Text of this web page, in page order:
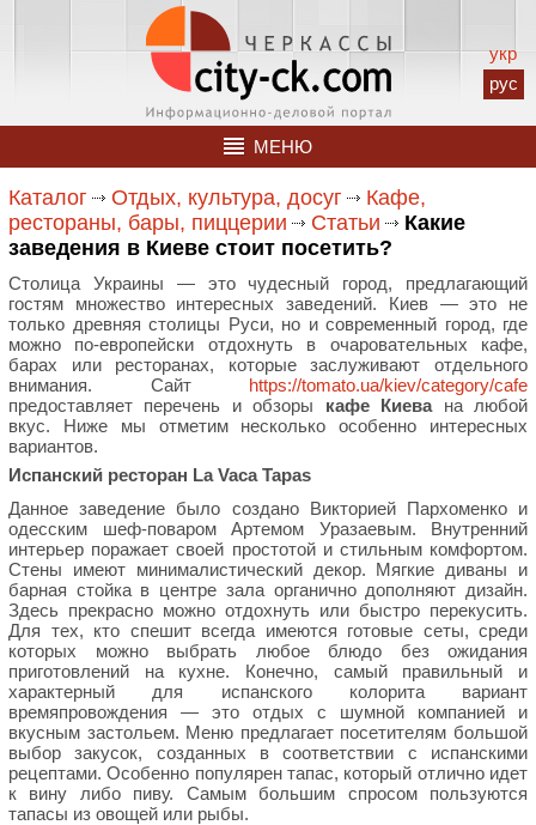
укр
рус
МЕНЮ
Каталог Отдых, культура, досуг
Кафе,
рестораны, бары, пиццерии
Статьи
Какие
заведения в Киеве стоит посетить?
Столица Украины — это чудесный город, предлагающий
гостям множество интересных заведений. Киев — это не
только древняя столицы Руси, но и современный город, где
можно по-европейски отдохнуть в очаровательных кафе,
барах или ресторанах, которые заслуживают отдельного
внимания. Сайт https://tomato.ua/kiev/category/cafe
предоставляет перечень и обзоры кафе Киевана любой
вкус. Ниже мы отметим несколько особенно интересных
вариантов.
Испанский ресторан La Vaca Tapas
Данное заведение было создано Викторией Пархоменко и
одесским шеф-поваром Артемом Уразаевым. Внутренний
интерьер поражает своей простотой и стильным комфортом.
Стены имеют минималистический декор. Мягкие диваны и
барная стойка в центре зала органично дополняют дизайн.
Здесь прекрасно можно отдохнуть или быстро перекусить.
Для тех, кто спешит всегда имеются готовые сеты, среди
которых можно выбрать любое блюдо без ожидания
приготовлений на кухне. Конечно, самый правильный и
характерный для испанского колорита вариант
времяпровождения — это отдых с шумной компанией и
вкусным застольем. Меню предлагает посетителям большой
выбор закусок, созданных в соответствии с испанскими
рецептами. Особенно популярен тапас, который отлично идет
к вину либо пиву. Самым большим спросом пользуются
тапасы из овощей или рыбы.